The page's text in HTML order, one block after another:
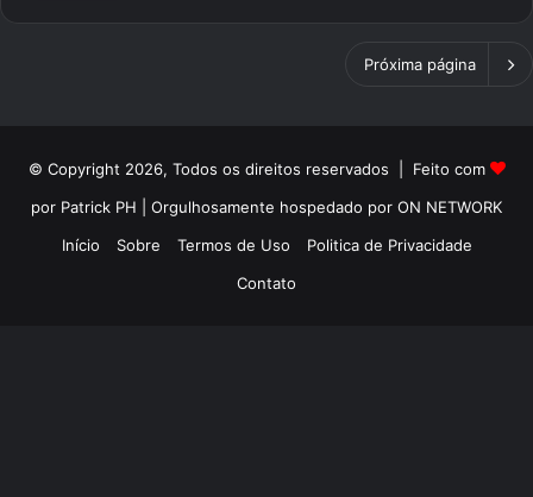
Próxima página
© Copyright 2026, Todos os direitos reservados | Feito com
por Patrick PH | Orgulhosamente hospedado por ON NETWORK
Início
Sobre Termos de Uso
Politica de Privacidade
Contato